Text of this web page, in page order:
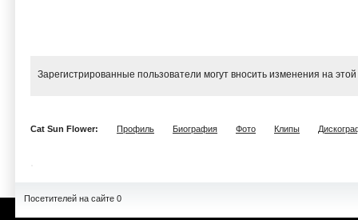
Зарегистрированные пользователи могут вносить изменения на
Cat Sun Flower: Профиль Биография Фото Клипы
Посетителей на сайте 0